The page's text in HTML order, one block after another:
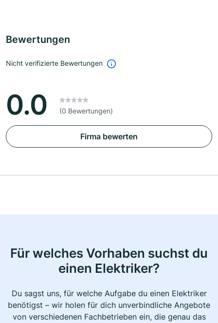
Bewertungen
Nicht verifizierte Bewertungen
0.0 (0 Bewertungen)
Firma bewerten
Für welches Vorhaben suchst du
einen Elektriker?
Du sagst uns, für welche Aufgabe du einen Elektriker
benötigst – wir holen für dich unverbindliche Angebote
von verschiedenen Fachbetrieben ein, die genau das